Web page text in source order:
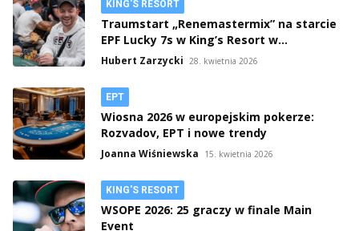
KING'S RESORT
Traumstart „Renemastermix” na starcie
EPF Lucky 7s w King’s Resort w
Rozvadovie!
Hubert Zarzycki 28. kwietnia 2026
EPT
Wiosna 2026 w europejskim pokerze:
Rozvadov, EPT i nowe trendy
Joanna Wiśniewska 15. kwietnia 2026
KING'S RESORT
WSOPE 2026: 25 graczy w finale Main
Event